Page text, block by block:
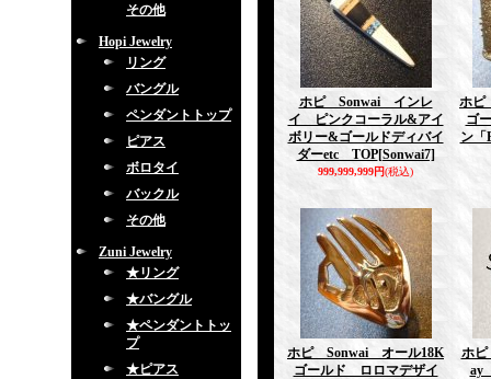
その他
Hopi Jewelry
リング
バングル
ペンダントトップ
ピアス
ボロタイ
バックル
その他
Zuni Jewelry
★リング
★バングル
★ペンダントトッ
プ
★ピアス
ホピ Sonwai インレ
イ ピンクコーラル&アイ
ボリー&ゴールドディバイ
ダーetc TOP[Sonwai7]
999,999,999円(税込)
ホ
ゴ
ン
ホピ Sonwai オール18K
ゴールド ロロマデザイ
ホ
ay